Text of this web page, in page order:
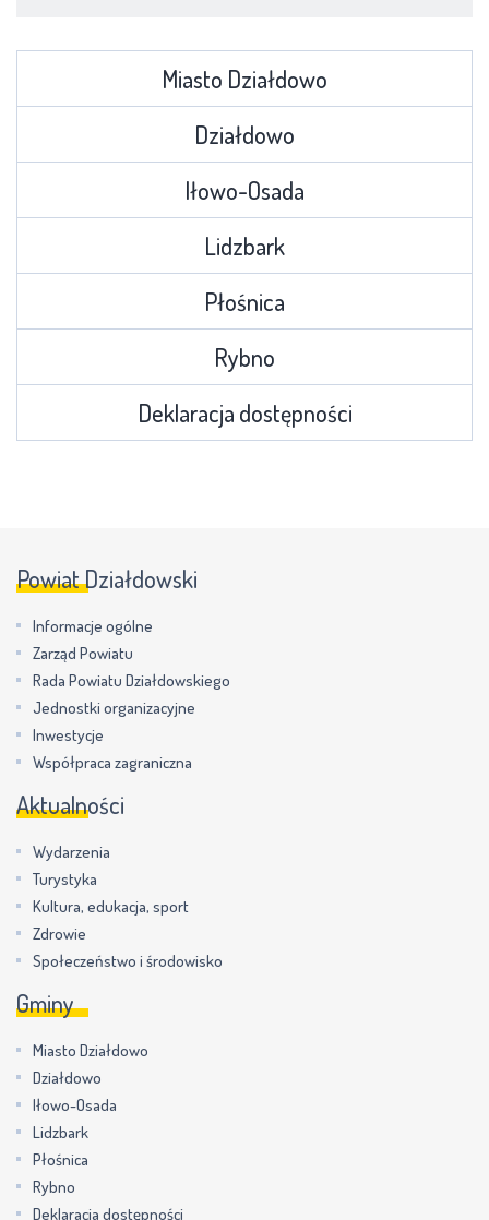
Miasto Działdowo
Działdowo
Iłowo-Osada
Lidzbark
Płośnica
Rybno
Deklaracja dostępności
Powiat Działdowski
Informacje ogólne
Zarząd Powiatu
Rada Powiatu Działdowskiego
Jednostki organizacyjne
Inwestycje
Współpraca zagraniczna
Aktualności
Wydarzenia
Turystyka
Kultura, edukacja, sport
Zdrowie
Społeczeństwo i środowisko
Gminy
Miasto Działdowo
Działdowo
Iłowo-Osada
Lidzbark
Płośnica
Rybno
Deklaracja dostępności